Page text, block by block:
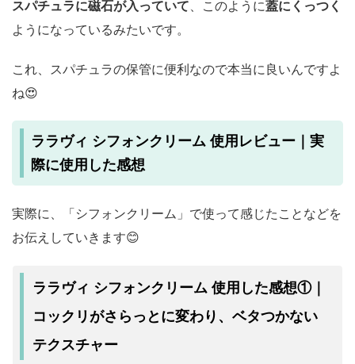
スパチュラに磁石が入っていて、このように蓋にくっつく
ようになっているみたいです。
これ、スパチュラの保管に便利なので本当に良いんですよ
ね😍
ララヴィ シフォンクリーム 使用レビュー｜実
際に使用した感想
実際に、「シフォンクリーム」で使って感じたことなどを
お伝えしていきます😊
ララヴィ シフォンクリーム 使用した感想①｜
コックリがさらっとに変わり、ベタつかない
テクスチャー